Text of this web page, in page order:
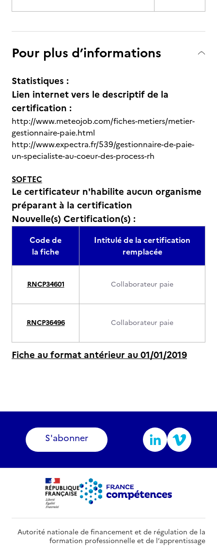
Pour plus d’informations
Statistiques :
Lien internet vers le descriptif de la
certification :
http://www.meteojob.com/fiches-metiers/metier-
gestionnaire-paie.html
http://www.expectra.fr/539/gestionnaire-de-paie-
un-specialiste-au-coeur-des-process-rh
SOFTEC
Le certificateur n'habilite aucun organisme
préparant à la certification
Nouvelle(s) Certification(s) :
Code de
la fiche
Intitulé de la certification
remplacée
RNCP34601 Collaborateur paie
RNCP36496 Collaborateur paie
Fiche au format antérieur au 01/01/2019
S'abonner
Autorité nationale de financement et de régulation de la
formation professionnelle et de l’apprentissage